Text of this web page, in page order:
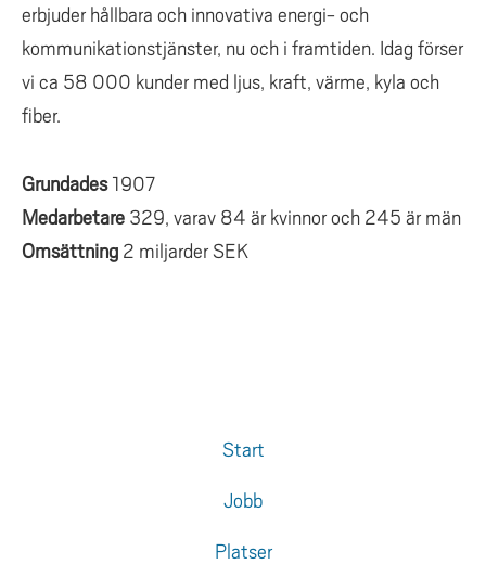
erbjuder hållbara och innovativa energi- och
kommunikationstjänster, nu och i framtiden. Idag förser
vi ca 58 000 kunder med ljus, kraft, värme, kyla och
fiber.
Grundades1907
Medarbetare 329, varav 84 är kvinnor och 245 är män
Omsättning 2 miljarder SEK
Start
Jobb
Platser